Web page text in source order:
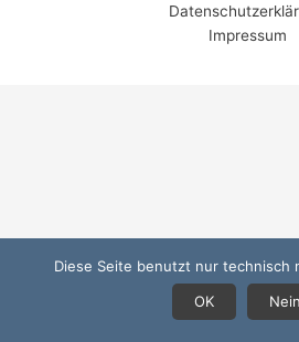
Impressum
Diese Seite benutzt nur technisch
OK
Nein